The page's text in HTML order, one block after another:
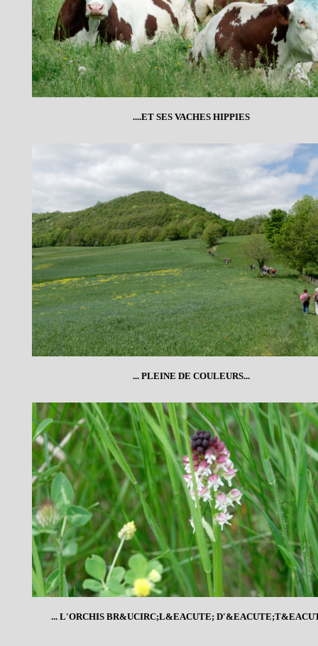
....ET SES VACHES HIPPIES
... PLEINE DE COULEURS...
... L'ORCHIS BR&UCIRC;L&EACUTE;